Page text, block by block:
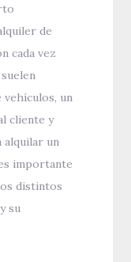
de
cada vez
vehículos, un
cliente y
alquilar un
importante
distintos
su